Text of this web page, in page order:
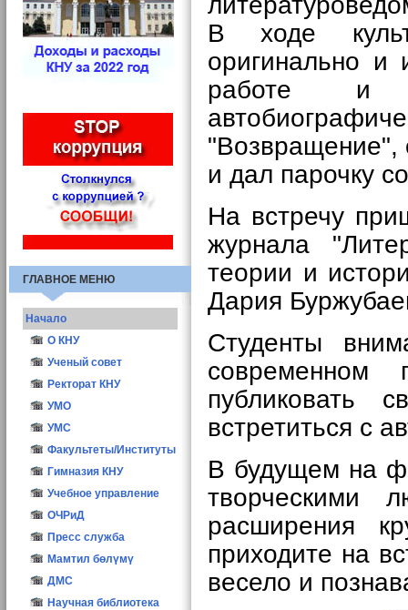
В ходе
оригинально и
работе и
"Возвращение",
и дал парочку
На встречу
журнала
теории и
Дария
Студенты
публиковать
встретиться с
В будущем на
творческими
расширения
приходите на
весело и
ГЛАВНОЕ МЕНЮ
Начало
О КНУ
Общие сведения
Структура
Атрибутика КНУ
Ректоры КНУ
Опросы
Конкурс ППС-2016
Ученый совет
Иш мерчеми
Состав УС
Заседания УС
Учёный секретарь
Материалы
Ректорат КНУ
УМО
УМС
Факультеты/Институты
Гимназия КНУ
Учебное управление
ОЧРиД
Пресс служба
Мамтил бөлүмү
ДМС
Научная библиотека